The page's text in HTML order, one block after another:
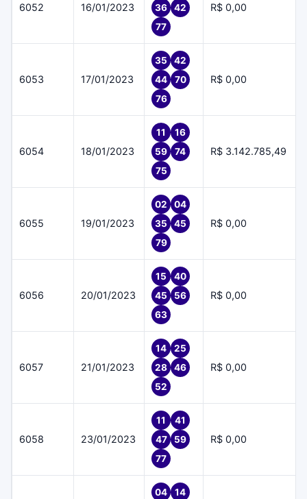
6052 16/01/2023
36
42
77
R$ 0,00
6053 17/01/2023
35
42
44
70
76
R$ 0,00
6054 18/01/2023
11
16
59
74
75
R$ 3.142.785,49
6055 19/01/2023
02
04
35
45
79
R$ 0,00
6056 20/01/2023
15
40
45
56
63
R$ 0,00
6057 21/01/2023
14
25
28
46
52
R$ 0,00
6058 23/01/2023
11
41
47
59
77
R$ 0,00
04
14